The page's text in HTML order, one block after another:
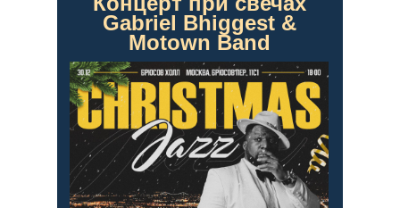
Gabriel Bhiggest &
Motown Band